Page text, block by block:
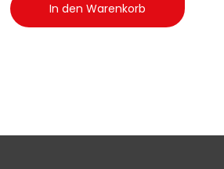
In den Warenkorb